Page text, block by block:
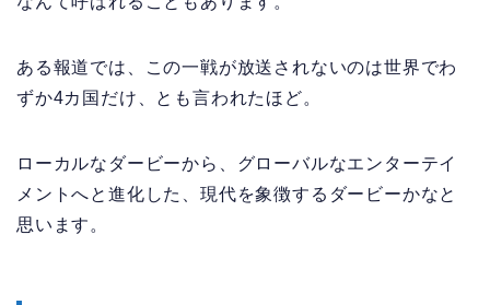
ある報道では、この一戦が放送されないのは世界でわ
ずか4カ国だけ、とも言われたほど。
ローカルなダービーから、グローバルなエンターテイ
メントへと進化した、現代を象徴するダービーかなと
思います。